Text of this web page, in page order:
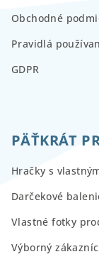
Obchodné
Pravidlá
GDPR
PÄŤKRÁT
Hračky s
Darčekové
Vlastné fotky
Výborný